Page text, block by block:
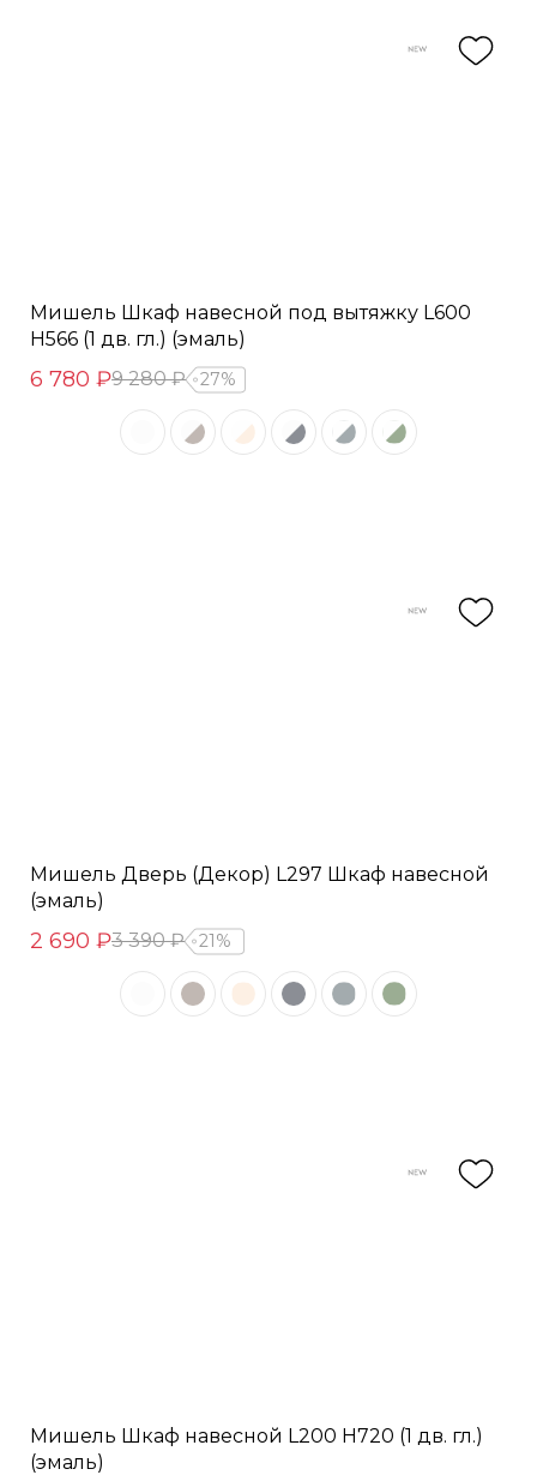
Мишель Шкаф навесной под вытяжку L600
Н566 (1 дв. гл.) (эмаль)
6 780 ₽9 280 ₽ 27%
Мишель Дверь (Декор) L297 Шкаф навесной
(эмаль)
2 690 ₽3 390 ₽ 21%
Мишель Шкаф навесной L200 Н720 (1 дв. гл.)
(эмаль)